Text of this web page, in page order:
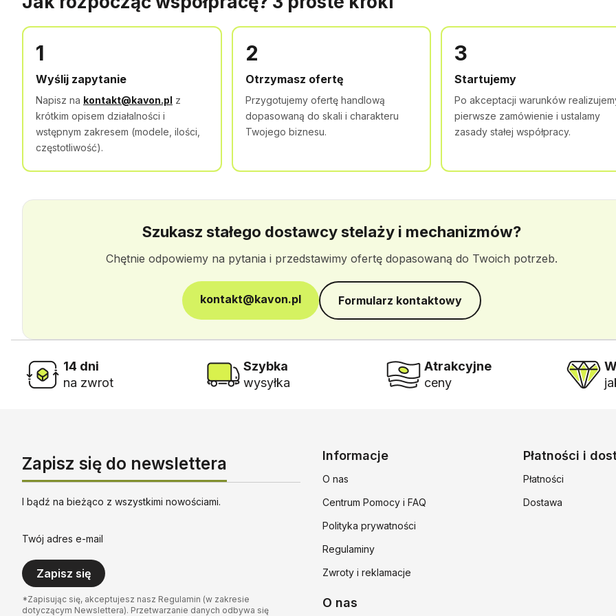
1
Wyślij zapytanie
Napisz na kontakt@kavon.pl z
krótkim opisem działalności i
wstępnym zakresem (modele, ilości,
częstotliwość).
2
Otrzymasz ofertę
Przygotujemy ofertę handlową
dopasowaną do skali i charakteru
Twojego biznesu.
3
Startujemy
Po akceptacji warunków
pierwsze zamówienie i ustalamy
zasady stałej współpracy.
Szukasz stałego dostawcy stelaży i mechanizmów?
Chętnie odpowiemy na pytania i przedstawimy ofertę dopasowaną do Twoich potrzeb.
kontakt@kavon.pl Formularz kontaktowy
14 dni
na zwrot
Szybka
wysyłka
Atrakcyjne
ceny
Zapisz się do newslettera
I bądź na bieżąco z wszystkimi nowościami.
Twój adres e-mail
Zapisz się
*Zapisując się, akceptujesz nasz Regulamin (w zakresie
dotyczącym Newslettera). Przetwarzanie danych odbywa się
Linki w stopce
Informacje
O nas
Centrum Pomocy i FAQ
Polityka prywatności
Regulaminy
Zwroty i reklamacje
Płatności i
Płatności
Dostawa
O nas